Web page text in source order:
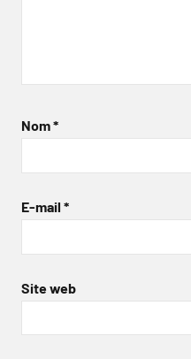
Nom*
E-mail *
Site web